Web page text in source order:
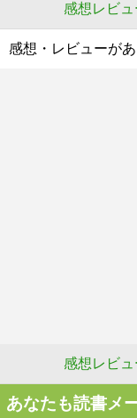
感想レビュ
感想・レビューが
感想レビュ
あなたも読書メ